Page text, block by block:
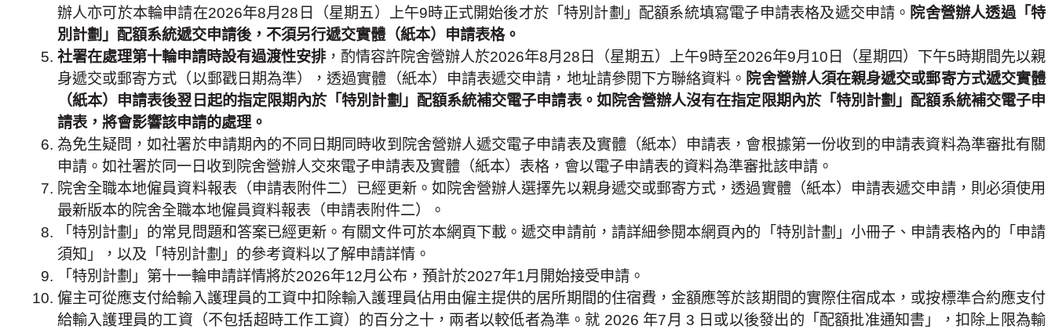
辦人亦可於本輪申請在2026年8月28日（星期五）上午9時正式開始後才於「特別計劃」配額系統填寫電子申請表格及遞交申請。 院舍營辦人透過「特
別計劃」配額系統遞交申請後，不須另行遞交實體（紙本）申請表格。
社署在處理第十輪申請時設有過渡性安排，酌情容許院舍營辦人於2026年8月28日（星期五）上午9時至2026年9月10日（星期四）下午5時期間先以親
身遞交或郵寄方式（以郵戳日期為準），透過實體（紙本）申請表遞交申請，地址請參閱下方聯絡資料。 院舍營辦人須在親身遞交或郵寄方式遞交實體
（紙本）申請表後翌日起的指定限期內於「特別計劃」配額系統補交電子申請表。如院舍營辦人沒有在指定限期內於「特別計劃」配額系統補交電子申
請表，將會影響該申請的處理。
為免生疑問，如社署於申請期內的不同日期同時收到院舍營辦人遞交電子申請表及實體（紙本）申請表，會根據第一份收到的申請表資料為準審批有關
申請。如社署於同一日收到院舍營辦人交來電子申請表及實體（紙本）表格，會以電子申請表的資料為準審批該申請。
院舍全職本地僱員資料報表（申請表附件二）已經更新。如院舍營辦人選擇先以親身遞交或郵寄方式，透過實體（紙本）申請表遞交申請，則必須使用
最新版本的院舍全職本地僱員資料報表（申請表附件二）。
「特別計劃」的常見問題和答案已經更新。有關文件可於本網頁下載。遞交申請前，請詳細參閱本網頁內的「特別計劃」小冊子、申請表格內的「申請
須知」，以及「特別計劃」的參考資料以了解申請詳情。
「特別計劃」第十一輪申請詳情將於2026年12月公布，預計於2027年1月開始接受申請。
僱主可從應支付給輸入護理員的工資中扣除輸入護理員佔用由僱主提供的居所期間的住宿費，金額應等於該期間的實際住宿成本，或按標準合約應支付
給輸入護理員的工資（不包括超時工作工資）的百分之十，兩者以較低者為準。就 2026 年7月 3 日或以後發出的「配額批准通知書」，扣除上限為輸